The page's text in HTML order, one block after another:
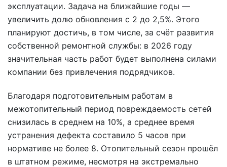
эксплуатации. Задача на ближайшие годы —
увеличить долю обновления с 2 до 2,5%. Этого
планируют достичь, в том числе, за счёт развития
собственной ремонтной службы: в 2026 году
значительная часть работ будет выполнена силами
компании без привлечения подрядчиков.
Благодаря подготовительным работам в
межотопительный период повреждаемость сетей
снизилась в среднем на 10%, а среднее время
устранения дефекта составило 5 часов при
нормативе не более 8. Отопительный сезон прошёл
в штатном режиме, несмотря на экстремально